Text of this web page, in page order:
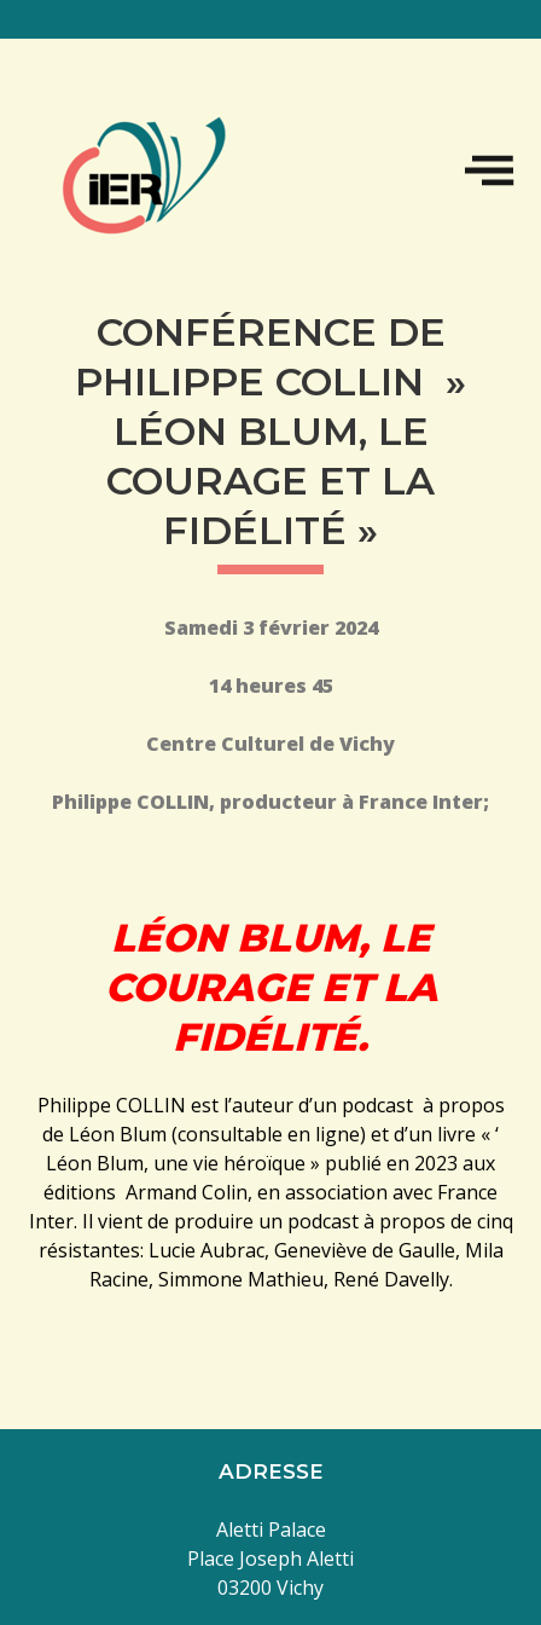
to
CONFÉRENCE DE
PHILIPPE COLLIN »
LÉON BLUM, LE
COURAGE ET LA
FIDÉLITÉ »
Samedi 3 février 2024
14 heures 45
Centre Culturel de Vichy
Philippe COLLIN, producteur à France Inter;
LÉON BLUM, LE
COURAGE ET LA
FIDÉLITÉ.
Philippe COLLIN est l’auteur d’un podcast à propos
de Léon Blum (consultable en ligne) et d’un livre « ‘
Léon Blum, une vie héroïque » publié en 2023 aux
éditions Armand Colin, en association avec France
Inter. Il vient de produire un podcast à propos de cinq
résistantes: Lucie Aubrac, Geneviève de Gaulle, Mila
Racine, Simmone Mathieu, René Davelly.
ADRESSE
Aletti Palace
Place Joseph Aletti
03200 Vichy